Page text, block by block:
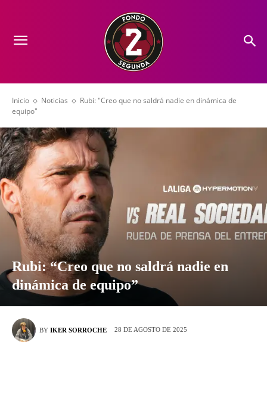
Inicio Noticias
Rubi: "Creo que no saldrá nadie en dinámica de
equipo"
Rubi: “Creo que no saldrá nadie en
dinámica de equipo”
BY IKER SORROCHE 28 DE AGOSTO DE 2025